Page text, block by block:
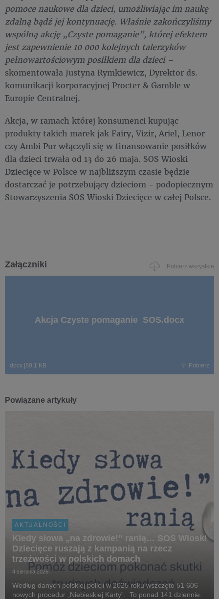
pomoce naukowe dla dzieci, umożliwiając im naukę
zdalną bądź jej kontynuację. Właśnie zakończyliśmy
wspólną akcję „Czyste pomaganie”, której efektem
jest zapewnienie 10 000 kolejnych talerzyków
pełnowartościowym posiłkiem dla dzieci –
skomentowała Justyna Rymkiewicz, Dyrektor ds.
komunikacji korporacyjnej Procter & Gamble w
Europie Centralnej.
Akcja, w ramach której konsumenci kupując
produkty takich marek jak Fairy, Vizir, Ariel, Lenor
czy Ambi Pur włączyli się w finansowanie posiłków
dla dzieci trwała od 13 do 26 maja. SOS Wioski
Dziecięce w Polsce w najbliższym czasie będzie
dostarczać je potrzebujący dzieciom - podopiecznym
Stowarzyszenia SOS Wioski Dziecięce w całej Polsce.
Załączniki Pobierz wszystkie
Akcja Czyste pomaganie_SOS.docx
docx |80,1 KB Pobierz
Powiązane artykuły
AKTUALNOŚCI
Kiedy słowa „na zdrowie!” ranią… SOS Wioski
Dziecięce ruszają z kampanią na rzecz
trzeźwości w polskich domach
4 sierpnia 2026
Według danych polskiej policji w 2025 roku wszczęto 51 606
nowych procedur „Niebieskiej Karty”. To ponad 141 dziennie.